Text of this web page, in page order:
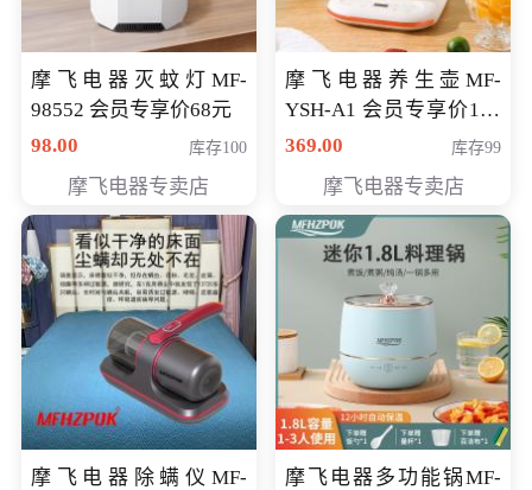
摩飞电器灭蚊灯MF-
98552 会员专享价68元
98.00
库存100
摩飞电器专卖店
摩飞电器养生壶MF-
YSH-A1 会员专享价198
元
369.00 库存99
摩飞电器专卖店
摩飞电器除螨仪MF-
摩飞电器多功能锅MF-